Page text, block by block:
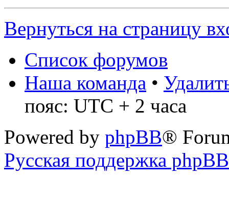
Вернуться на страницу
Список форумов
Наша команда •
пояс: UTC + 2 часа
Powered by phpBB®
Русская поддержка phpBB